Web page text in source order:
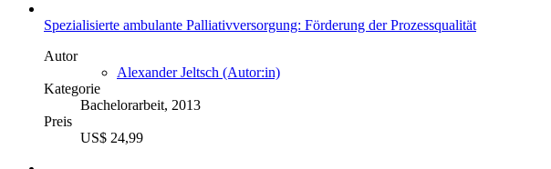
Spezialisierte ambulante Palliativversorgung: Förderung der Prozessqualität
Autor
Alexander Jeltsch (Autor:in)
Kategorie
Bachelorarbeit, 2013
Preis
US$ 24,99